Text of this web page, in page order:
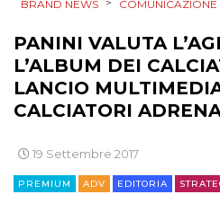
CINEMA
DIGITALE
EDITORIA
ESTERNA
BRAND NEWS COMUNICAZIONE
PANINI VALUTA
L’ALBUM DEI
LANCIO
CALCIATORI
19 Settembre 2017
PREMIUM ADV EDITORIA